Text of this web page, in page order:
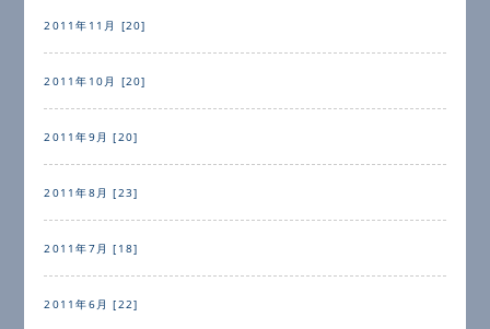
2011年11月 [20]
2011年10月 [20]
2011年9月 [20]
2011年8月 [23]
2011年7月 [18]
2011年6月 [22]